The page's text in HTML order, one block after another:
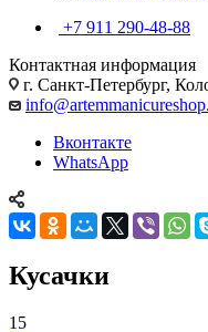
+7 911 290-48-88
Контактная информация
г. Санкт-Петербург,
Вконтакте
WhatsApp
Кусачки
15